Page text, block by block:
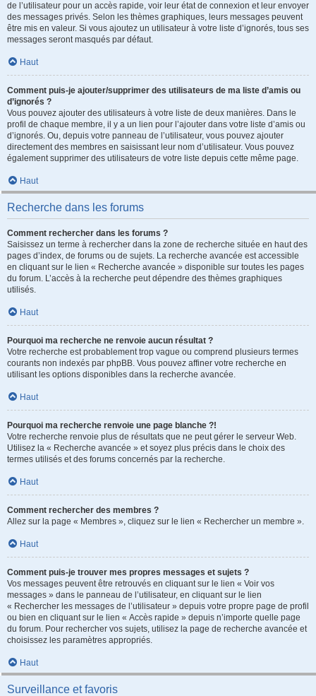
de l’utilisateur pour un accès rapide, voir leur état de connexion et leur envoyer
des messages privés. Selon les thèmes graphiques, leurs messages peuvent
être mis en valeur. Si vous ajoutez un utilisateur à votre liste d’ignorés, tous ses
messages seront masqués par défaut.
Haut
Comment puis-je ajouter/supprimer des utilisateurs de ma liste d’amis ou
d’ignorés ?
Vous pouvez ajouter des utilisateurs à votre liste de deux manières. Dans le
profil de chaque membre, il y a un lien pour l’ajouter dans votre liste d’amis ou
d’ignorés. Ou, depuis votre panneau de l’utilisateur, vous pouvez ajouter
directement des membres en saisissant leur nom d’utilisateur. Vous pouvez
également supprimer des utilisateurs de votre liste depuis cette même page.
Haut
Recherche dans les forums
Comment rechercher dans les forums ?
Saisissez un terme à rechercher dans la zone de recherche située en haut des
pages d’index, de forums ou de sujets. La recherche avancée est accessible
en cliquant sur le lien « Recherche avancée » disponible sur toutes les pages
du forum. L’accès à la recherche peut dépendre des thèmes graphiques
utilisés.
Haut
Pourquoi ma recherche ne renvoie aucun résultat ?
Votre recherche est probablement trop vague ou comprend plusieurs termes
courants non indexés par phpBB. Vous pouvez affiner votre recherche en
utilisant les options disponibles dans la recherche avancée.
Haut
Pourquoi ma recherche renvoie une page blanche ?!
Votre recherche renvoie plus de résultats que ne peut gérer le serveur Web.
Utilisez la « Recherche avancée » et soyez plus précis dans le choix des
termes utilisés et des forums concernés par la recherche.
Haut
Comment rechercher des membres ?
Allez sur la page « Membres », cliquez sur le lien « Rechercher un membre ».
Haut
Comment puis-je trouver mes propres messages et sujets ?
Vos messages peuvent être retrouvés en cliquant sur le lien « Voir vos
messages » dans le panneau de l’utilisateur, en cliquant sur le lien
« Rechercher les messages de l’utilisateur » depuis votre propre page de profil
ou bien en cliquant sur le lien « Accès rapide » depuis n’importe quelle page
du forum. Pour rechercher vos sujets, utilisez la page de recherche avancée et
choisissez les paramètres appropriés.
Haut
Surveillance et favoris